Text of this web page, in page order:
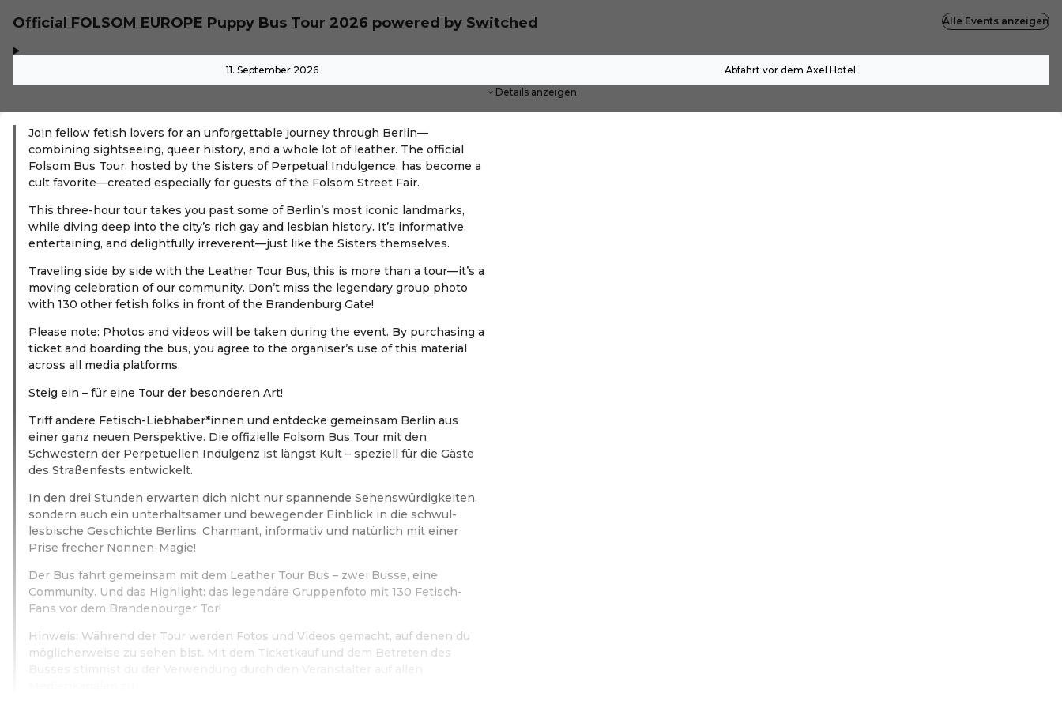
Official FOLSOM EUROPE Puppy Bus Tour 2026 powered by Switched
11. September 2026 Abfahrt vor dem Axel Hotel
Details anzeigen
Alle Events anzeigen
Join fellow fetish lovers for an unforgettable journey through Berlin—
combining sightseeing, queer history, and a whole lot of leather. The official
Folsom Bus Tour, hosted by the Sisters of Perpetual Indulgence, has become a
cult favorite—created especially for guests of the Folsom Street Fair.
This three-hour tour takes you past some of Berlin’s most iconic landmarks,
while diving deep into the city’s rich gay and lesbian history. It’s informative,
entertaining, and delightfully irreverent—just like the Sisters themselves.
Traveling side by side with the Leather Tour Bus, this is more than a tour—it’s a
moving celebration of our community. Don’t miss the legendary group photo
with 130 other fetish folks in front of the Brandenburg Gate!
Please note: Photos and videos will be taken during the event. By purchasing a
ticket and boarding the bus, you agree to the organiser’s use of this material
across all media platforms.
Steig ein – für eine Tour der besonderen Art!
Triff andere Fetisch-Liebhaber*innen und entdecke gemeinsam Berlin aus
einer ganz neuen Perspektive. Die offizielle Folsom Bus Tour mit den
Schwestern der Perpetuellen Indulgenz ist längst Kult – speziell für die Gäste
des Straßenfests entwickelt.
In den drei Stunden erwarten dich nicht nur spannende Sehenswürdigkeiten,
sondern auch ein unterhaltsamer und bewegender Einblick in die schwul-
lesbische Geschichte Berlins. Charmant, informativ und natürlich mit einer
Prise frecher Nonnen-Magie!
Der Bus fährt gemeinsam mit dem Leather Tour Bus – zwei Busse, eine
Community. Und das Highlight: das legendäre Gruppenfoto mit 130 Fetisch-
Fans vor dem Brandenburger Tor!
Hinweis: Während der Tour werden Fotos und Videos gemacht, auf denen du
möglicherweise zu sehen bist. Mit dem Ticketkauf und dem Betreten des